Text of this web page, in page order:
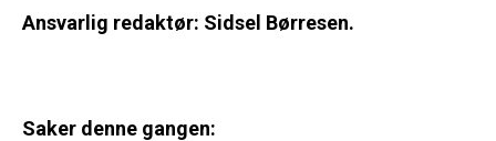
Ansvarlig redaktør: Sidsel Børresen.
Saker denne gangen: